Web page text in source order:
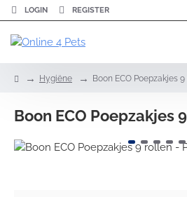
LOGIN REGISTER
e
Hygiëne Boon ECO Poepzakjes
Boon ECO Poepzakjes